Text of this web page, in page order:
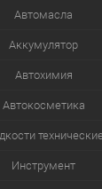
Автомасла
Аккумулятор
Автохимия
Автокосметика
технические
Инструмент